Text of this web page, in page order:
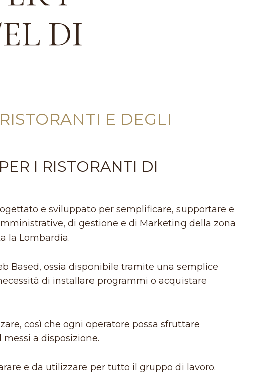
DI
E DEGLI
I RISTORANTI DI
e sviluppato per semplificare, supportare e
di gestione e di Marketing della zona
la Lombardia.
Based, ossia disponibile tramite una semplice
di installare programmi o acquistare
così che ogni operatore possa sfruttare
a disposizione.
e da utilizzare per tutto il gruppo di lavoro.